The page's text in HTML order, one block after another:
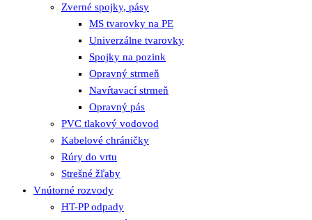
Zverné spojky, pásy
MS tvarovky na PE
Univerzálne tvarovky
Spojky na pozink
Opravný strmeň
Navŕtavací strmeň
Opravný pás
PVC tlakový vodovod
Kabelové chráničky
Rúry do vrtu
Strešné žľaby
Vnútorné rozvody
HT-PP odpady